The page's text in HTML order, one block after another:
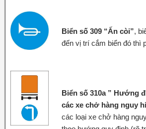
Biển số 309 “Ấn còi”,
đến vị trí cắm biển đó thì
Biển số 310a ” Hướng
các xe chở hàng nguy
các loại xe chở hàng